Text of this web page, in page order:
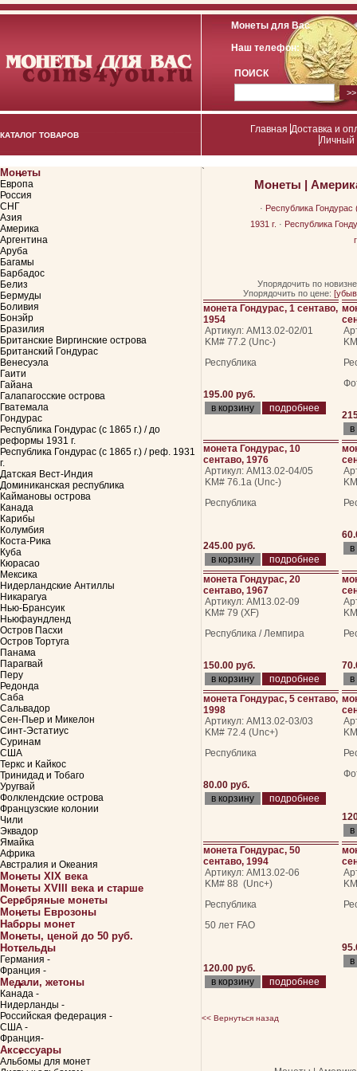
Монеты для Вас
Наш телефон:
ПОИСК
КАТАЛОГ ТОВАРОВ
Главная Доставка и
Личный
Монеты
Европа
Россия
СНГ
Азия
Америка
Аргентина
Аруба
Багамы
Барбадос
Белиз
Бермуды
Боливия
Бонэйр
Бразилия
Британские Виргинские острова
Британский Гондурас
Венесуэла
Гаити
Гайана
Галапагосские острова
Гватемала
Гондурас
Республика Гондурас (с 1865 г.) / до
реформы 1931 г.
Республика Гондурас (с 1865 г.) / реф. 1931
г.
Датская Вест-Индия
Доминиканская республика
Каймановы острова
Канада
Карибы
Колумбия
Коста-Рика
Куба
Кюрасао
Мексика
Нидерландские Антиллы
Никарагуа
Нью-Брансуик
Ньюфаундленд
Остров Пасхи
Остров Тортуга
Панама
Парагвай
Перу
Редонда
Саба
Сальвадор
Сен-Пьер и Микелон
Синт-Эстатиус
Суринам
США
Теркс и Кайкос
Тринидад и Тобаго
Уругвай
Фолклендские острова
Французские колонии
Чили
Эквадор
Ямайка
Африка
Австралия и Океания
Монеты XIX века
Монеты XVIII века и старше
Серебряные монеты
Монеты Еврозоны
Наборы монет
Монеты, ценой до 50 руб.
Нотгельды
Германия -
Франция -
Медали, жетоны
Канада -
Нидерланды -
Российская федерация -
США -
Франция-
Аксессуары
Альбомы для монет
`
Монеты |
· Республика
1931 г. · Республика
Упорядочить по
Упорядочить по цене:
монета Гондурас, 1 сентаво,
1954
Артикул: АМ13.02-02/01
KM# 77.2 (Unc-)
Республика
195.00 руб.
подробнее
монета Гондурас, 10
сентаво, 1976
Артикул: АМ13.02-04/05
KM# 76.1а (Unc-)
Республика
245.00 руб.
подробнее
монета Гондурас, 20
сентаво, 1967
Артикул: АМ13.02-09
KM# 79 (XF)
Республика / Лемпира
150.00 руб.
подробнее
монета Гондурас, 5 сентаво,
1998
Артикул: АМ13.02-03/03
KM# 72.4 (Unc+)
Республика
80.00 руб.
подробнее
монета Гондурас, 50
сентаво, 1994
Артикул: АМ13.02-06
KM# 88 (Unc+)
Республика
50 лет FAO
120.00 руб.
подробнее
<< Вернуться назад